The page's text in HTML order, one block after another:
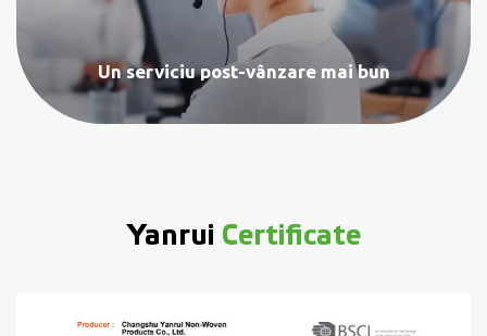
Un serviciu post-vânzare mai bun
Yanrui Certificate